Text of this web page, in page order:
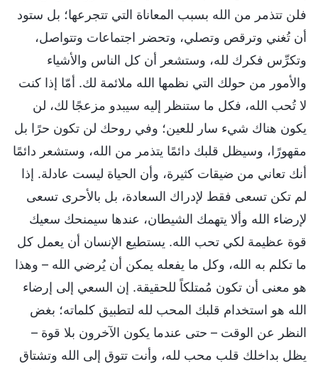
فلن تتذمر من الله بسبب المعاناة التي تتجرعها؛ بل ستود
أن تُغني وترقص وتصلي، وتحضر اجتماعات وتتواصل،
وتكرِّس فكرك لله، وستشعر أن كل الناس والأشياء
والأمور من حولك التي نظمها الله ملائمة لك. أمّا إذا كنت
لا تُحب الله، فكل ما ستنظر إليه سيبدو مزعجًا لك، لن
يكون هناك شيء سار للعين؛ وفي روحك لن تكون حرًا بل
مقهورًا، وسيظل قلبك دائمًا يتذمر من الله، وستشعر دائمًا
أنك تعاني من ضيقات كثيرة، وأن الحياة ليست عادلة. إذا
لم تكن تسعى فقط لإدراك السعادة، بل بالأحرى تسعى
لإرضاء الله وألا يتهمك الشيطان، عندها سيمنحك سعيك
قوة عظيمة لكي تحب الله. يستطيع الإنسان أن يعمل كل
ما تكلم به الله، وكل ما يفعله يمكن أن يُرضي الله – وهذا
هو معنى أن تكون مُمتلكاً للحقيقة. إن السعي إلى إرضاء
الله هو استخدام قلبك المحب لله لتطبيق كلماته؛ بغض
النظر عن الوقت – حتى عندما يكون الآخرون بلا قوة –
يظل بداخلك قلب محب لله، وأنت تتوق إلى الله وتشتاق